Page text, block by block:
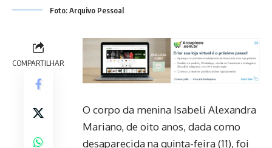
Foto: Arquivo Pessoal
COMPARTILHAR
O corpo da menina Isabeli Alexandra
Mariano, de oito anos, dada como
desaparecida na quinta-feira (11), foi